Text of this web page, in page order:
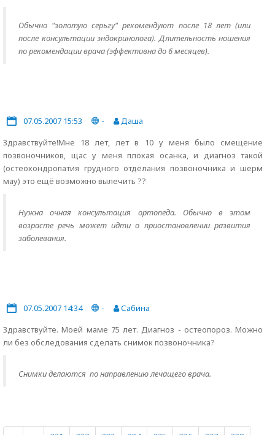
Обычно "золотую серьгу" рекомендуют после 18 лет (или
после консультации эндокринолога). Длительность ношения
по рекомендации врача (эффективна до 6 месяцев).
07.05.2007 15:53 -
Даша
Здравствуйте!Мне 18 лет, лет в 10 у меня было смещение
позвоночников, щас у меня плохая осанка, и диагноз такой
(остеохондропатия грудного отделания позвоночника и шерм
мау) это ещё возможно вылечить ??
Нужна очная консультация ортопеда. Обычно в этом
возрасте речь может идти о приостановлении развития
заболевания.
07.05.2007 14:34 -
Сабина
Здравствуйте. Моей маме 75 лет. Диагноз - остеопороз. Можно
ли без обследования сделать снимок позвоночника?
Снимки делаются по направлению лечащего врача.